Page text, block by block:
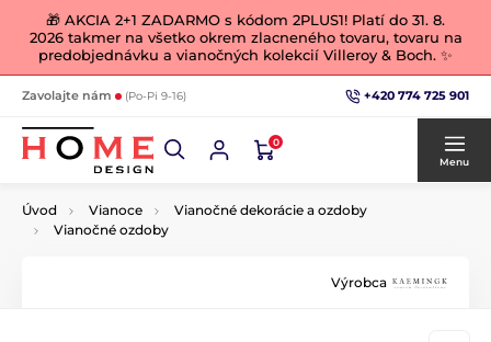
🎁 AKCIA 2+1 ZADARMO s kódom 2PLUS1! Platí do 31. 8.
2026 takmer na všetko okrem zlacneného tovaru, tovaru na
predobjednávku a vianočných kolekcií Villeroy & Boch. ✨
Zavolajte nám (Po-Pi 9-16) +420 774 725 901
0
Menu
Úvod Vianoce
Vianočné dekorácie a ozdoby
Vianočné ozdoby
Výrobca